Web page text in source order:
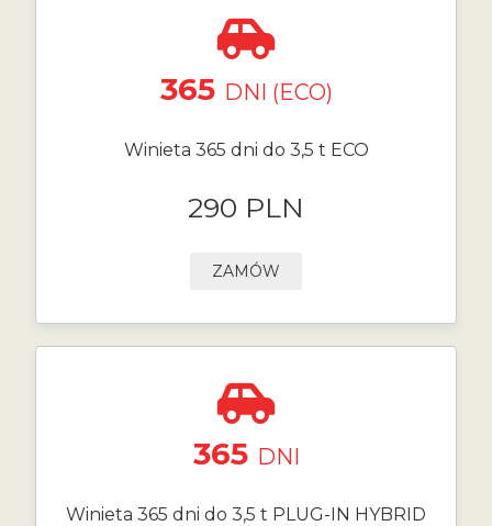
365 DNI (ECO)
Winieta 365 dni do 3,5 t ECO
290 PLN
ZAMÓW
365 DNI
Winieta 365 dni do 3,5 t PLUG-IN HYBRID